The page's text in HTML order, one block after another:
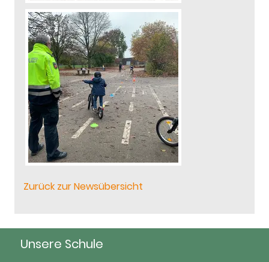
Zurück zur Newsübersicht
Unsere Schule